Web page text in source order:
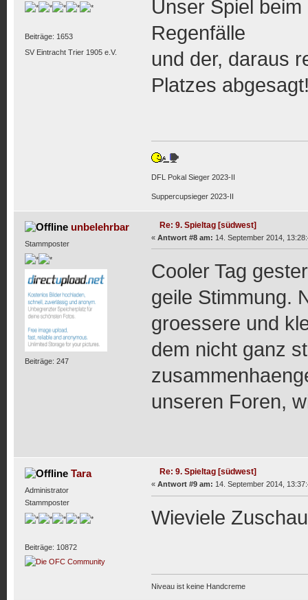
Beiträge: 1653
SV Eintracht Trier 1905 e.V.
Unser Spiel
Regenfälle
und der, daraus
Platzes
DFL Pokal Sieger 2023-II
Suppercupsieger 2023-II
unbelehrbar
Stammposter
Beiträge: 247
Re: 9. Spieltag [südwest]
« Antwort #8 am: 14. September 2014,
Cooler Tag
geile Stimmung.
groessere und
dem nicht ganz
unseren Foren,
Tara
Administrator
Stammposter
Beiträge: 10872
Re: 9. Spieltag [südwest]
« Antwort #9 am: 14. September 2014,
Wieviele
Niveau ist keine Handcreme